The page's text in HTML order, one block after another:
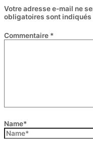
Votre adresse e-mail ne
obligatoires sont indiqués
Commentaire *
Name*